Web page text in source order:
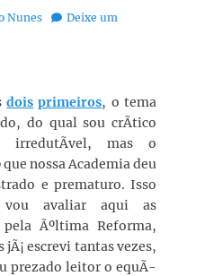
Nunes
Deixe um
dois primeiros, o tema
do qual sou crÃ­tico
irredutÃ­vel, mas o
que nossa Academia deu
e prematuro. Isso
avaliar aqui as
pela Ãºltima Reforma,
escrevi tantas vezes,
prezado leitor o equÃ­